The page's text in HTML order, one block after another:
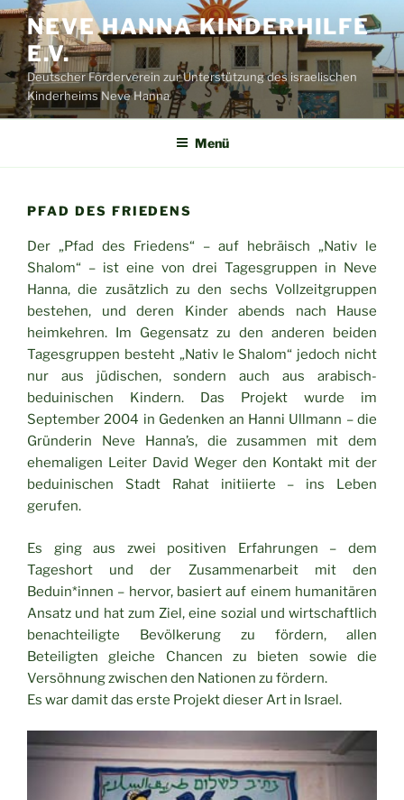
Zum
Inhalt
springen
NEVE HANNA KINDERHILFE
E.V.
Deutscher Förderverein zur Unterstützung des israelischen
Kinderheims Neve Hanna
Menü
PFAD DES FRIEDENS
Der „Pfad des Friedens“ – auf hebräisch „Nativ le
Shalom“ – ist eine von drei Tagesgruppen in Neve
Hanna, die zusätzlich zu den sechs Vollzeitgruppen
bestehen, und deren Kinder abends nach Hause
heimkehren. Im Gegensatz zu den anderen beiden
Tagesgruppen besteht „Nativ le Shalom“ jedoch nicht
nur aus jüdischen, sondern auch aus arabisch-
beduinischen Kindern. Das Projekt wurde im
September 2004 in Gedenken an Hanni Ullmann – die
Gründerin Neve Hanna’s, die zusammen mit dem
ehemaligen Leiter David Weger den Kontakt mit der
beduinischen Stadt Rahat initiierte – ins Leben
gerufen.
Es ging aus zwei positiven Erfahrungen – dem
Tageshort und der Zusammenarbeit mit den
Beduin*innen – hervor, basiert auf einem humanitären
Ansatz und hat zum Ziel, eine sozial und wirtschaftlich
benachteiligte Bevölkerung zu fördern, allen
Beteiligten gleiche Chancen zu bieten sowie die
Versöhnung zwischen den Nationen zu fördern.
Es war damit das erste Projekt dieser Art in Israel.